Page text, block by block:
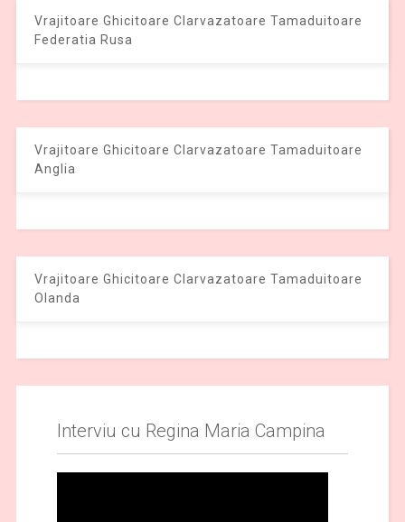
Vrajitoare Ghicitoare Clarvazatoare Tamaduitoare
Federatia Rusa
Vrajitoare Ghicitoare Clarvazatoare Tamaduitoare
Anglia
Vrajitoare Ghicitoare Clarvazatoare Tamaduitoare
Olanda
Interviu cu Regina Maria Campina